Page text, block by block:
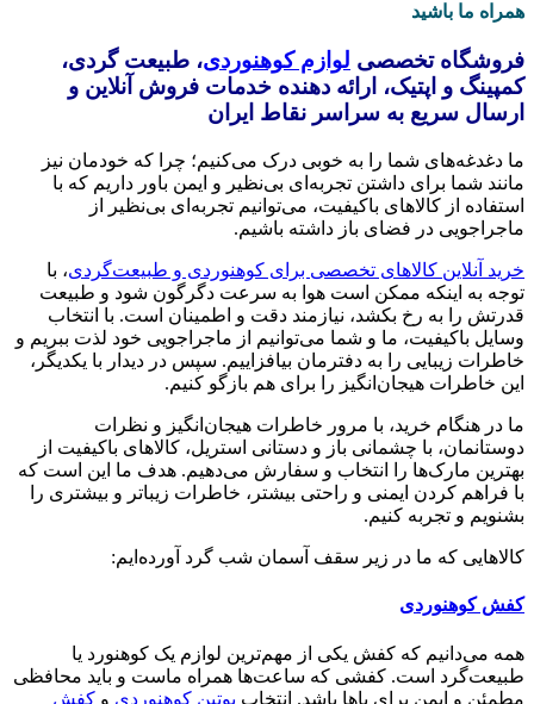
همراه ما باشید
فروشگاه تخصصی لوازم کوهنوردی، طبیعت گردی،
کمپینگ و اپتیک، ارائه دهنده خدمات فروش آنلاین و
ارسال سریع به سراسر نقاط ایران
ما دغدغه‌های شما را به خوبی درک می‌کنیم؛ چرا که خودمان نیز
مانند شما برای داشتن تجربه‌ای بی‌نظیر و ایمن باور داریم که با
استفاده از کالاهای باکیفیت، می‌توانیم تجربه‌ای بی‌نظیر از
ماجراجویی در فضای باز داشته باشیم.
خرید آنلاین کالاهای تخصصی برای کوهنوردی و طبیعت‌گردی، با
توجه به اینکه ممکن است هوا به سرعت دگرگون شود و طبیعت
قدرتش را به رخ بکشد، نیازمند دقت و اطمینان است. با انتخاب
وسایل باکیفیت، ما و شما می‌توانیم از ماجراجویی خود لذت ببریم و
خاطرات زیبایی را به دفترمان بیافزاییم. سپس در دیدار با یکدیگر،
این خاطرات هیجان‌انگیز را برای هم بازگو کنیم.
ما در هنگام خرید، با مرور خاطرات هیجان‌انگیز و نظرات
دوستانمان، با چشمانی باز و دستانی استریل، کالاهای باکیفیت از
بهترین مارک‌ها را انتخاب و سفارش می‌دهیم. هدف ما این است که
با فراهم کردن ایمنی و راحتی بیشتر، خاطرات زیباتر و بیشتری را
بشنویم و تجربه کنیم.
کالاهایی که ما در زیر سقف آسمان شب گرد آورده‌ایم:
کفش کوهنوردی
همه می‌دانیم که کفش یکی از مهم‌ترین لوازم یک کوهنورد یا
طبیعت‌گرد است. کفشی که ساعت‌ها همراه ماست و باید محافظی
مطمئن و ایمن برای پاها باشد. انتخاب پوتین کوهنوردی و کفش